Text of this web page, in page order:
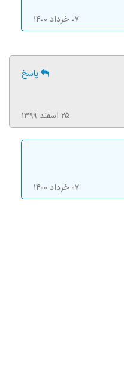
۰۷ خرداد ۱۴۰۰
پاسخ
۲۵ اسفند ۱۳۹۹
۰۷ خرداد ۱۴۰۰